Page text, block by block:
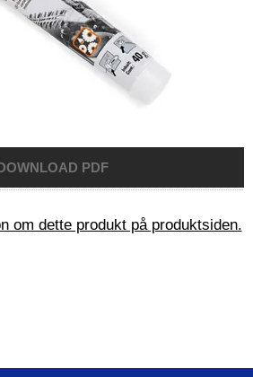
om dette produkt på produktsiden.